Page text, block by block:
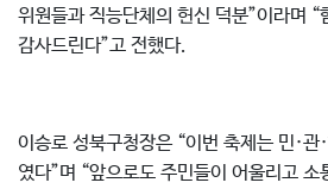
위원들과 직능단체의 헌신 덕분”이라며 “
감사드린다”고 전했다.
이승로 성북구청장은 “이번 축제는 민·관
였다”며 “앞으로도 주민들이 어울리고